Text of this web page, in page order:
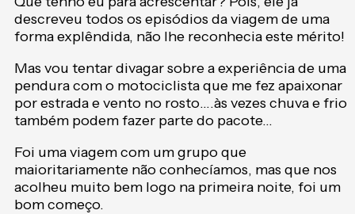
descreveu todos os episódios da viagem de uma
forma explêndida, não lhe reconhecia este mérito!
Mas vou tentar divagar sobre a experiência de uma
pendura com o motociclista que me fez apaixonar
por estrada e vento no rosto….às vezes chuva e frio
também podem fazer parte do pacote…
Foi uma viagem com um grupo que
maioritariamente não conhecíamos, mas que nos
acolheu muito bem logo na primeira noite, foi um
bom começo.